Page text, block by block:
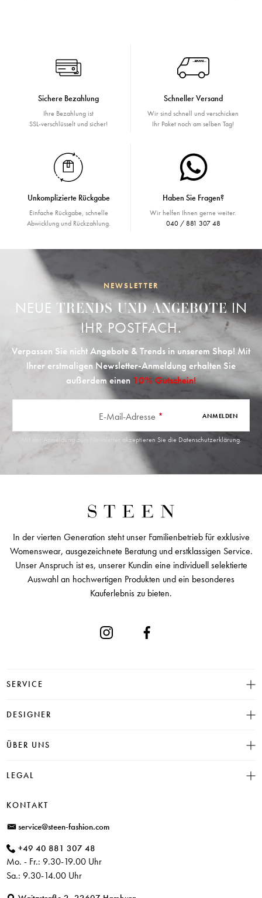
Sichere Bezahlung
Ihre Bezahlung ist
SSL-verschlüsselt und sicher!
Schneller Versand
Wir sind schnell und verschicken
Ihr Paket noch am selben Tag!
Unkomplizierte Rückgabe
Einfache Rückgabe, schnelle
Abwicklung und Rückzahlung.
Haben Sie Fragen?
Wir helfen Ihnen gerne weiter.
040 / 881 307 48
NEWSLETTER
NEUE TRENDS UND ANGEBOTEIN
IHR POSTFACH.
Verpassen Sie nicht Angebote & Trends in unserem Shop! Mit
Ihrer erstmaligen Newsletter-Anmeldung erhalten Sie
außerdem einen 10% Gutschein!
E-Mail-Adresse * ANMELDEN
Mit der Anmeldung zum Newsletter akzeptieren Sie die Datenschutzerklärung.
In der vierten Generation steht unser Familienbetrieb für exklusive
Womenswear, ausgezeichnete Beratung und erstklassigen Service.
Unser Anspruch ist es, unserer Kundin eine individuell selektierte
Auswahl an hochwertigen Produkten und ein besonderes
Kauferlebnis zu bieten.
SERVICE
Größentabelle
Häufige Fragen
Rücksendung
DESIGNER
INSIEME
JUVIA
CANDICE COOPER
+ Mehr Designer
ÜBER UNS
Historie
LEGAL
Impressum
KONTAKT
service@steen-fashion.com
+49 40 881 307 48
Mo. - Fr.: 9.30-19.00 Uhr
Sa.: 9.30-14.00 Uhr